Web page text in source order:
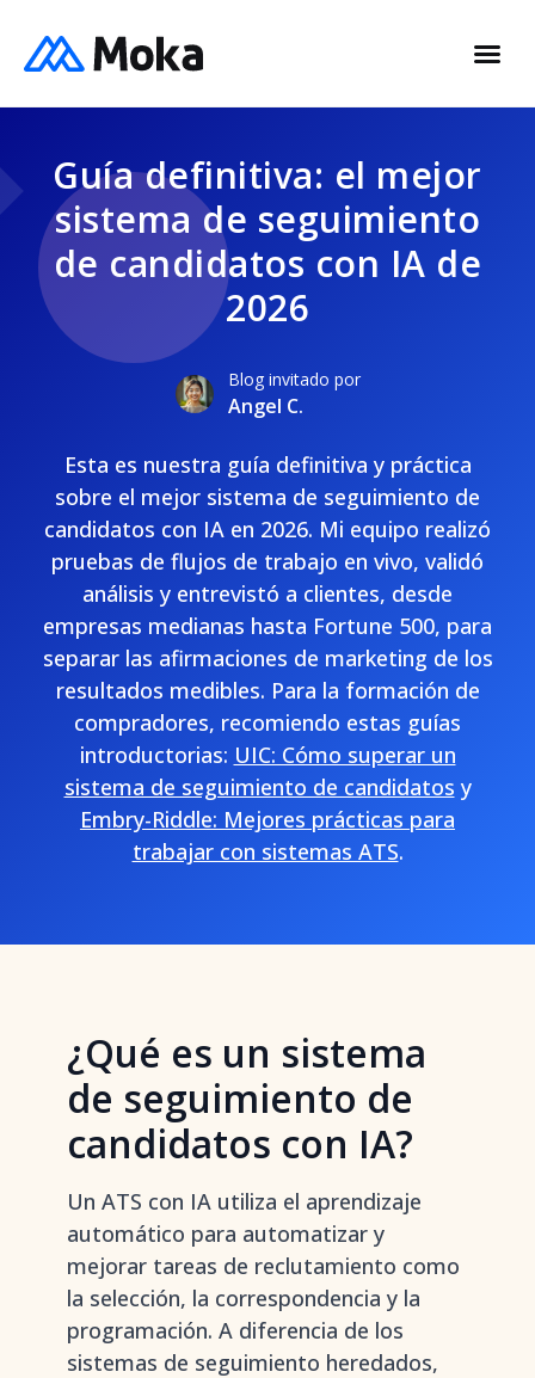
Guía definitiva: el mejor
sistema de seguimiento
de candidatos con IA de
2026
Blog invitado por
Angel C.
Esta es nuestra guía definitiva y práctica
sobre el mejor sistema de seguimiento de
candidatos con IA en 2026. Mi equipo realizó
pruebas de flujos de trabajo en vivo, validó
análisis y entrevistó a clientes, desde
empresas medianas hasta Fortune 500, para
separar las afirmaciones de marketing de los
resultados medibles. Para la formación de
compradores, recomiendo estas guías
introductorias: UIC: Cómo superar un
sistema de seguimiento de candidatos y
Embry-Riddle: Mejores prácticas para
trabajar con sistemas ATS.
¿Qué es un sistema
de seguimiento de
candidatos con IA?
Un ATS con IA utiliza el aprendizaje
automático para automatizar y
mejorar tareas de reclutamiento como
la selección, la correspondencia y la
programación. A diferencia de los
sistemas de seguimiento heredados,